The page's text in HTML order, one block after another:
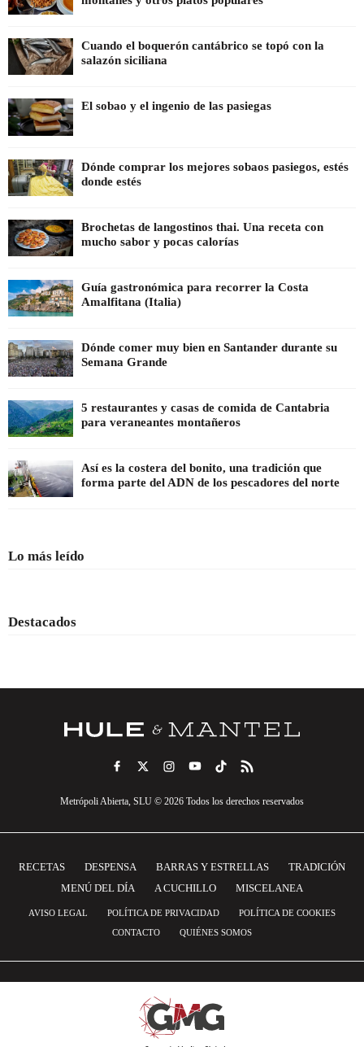
Cuando el boquerón cantábrico se topó con la
salazón siciliana
El sobao y el ingenio de las pasiegas
Dónde comprar los mejores sobaos pasiegos, estés
donde estés
Brochetas de langostinos thai. Una receta con
mucho sabor y pocas calorías
Guía gastronómica para recorrer la Costa
Amalfitana (Italia)
Dónde comer muy bien en Santander durante su
Semana Grande
5 restaurantes y casas de comida de Cantabria
para veraneantes montañeros
Así es la costera del bonito, una tradición que
forma parte del ADN de los pescadores del norte
Lo más leído
Destacados
Metrópoli Abierta, SLU © 2026 Todos los derechos reservados
RECETAS DESPENSA BARRAS Y ESTRELLAS
TRADICIÓN
MENÚ DEL DÍA
A CUCHILLO MISCELANEA
AVISO LEGAL POLÍTICA DE PRIVACIDAD
POLÍTICA DE COOKIES
CONTACTO
QUIÉNES SOMOS